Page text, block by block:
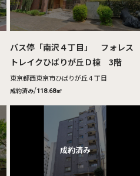
バス停「南沢４丁目」 フォレス
トレイクひばりが丘Ｄ棟 3階
東京都西東京市ひばりが丘４丁目
成約済み/118.68㎡